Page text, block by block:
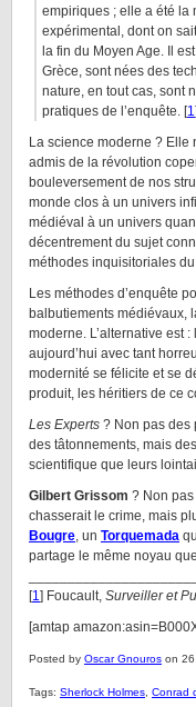
empiriques ; elle a été la
expérimental, dont on
la fin du Moyen Age. Il
Grèce, sont nées des
nature, en tout cas, sont
pratiques de l’enquête. [1]
La science moderne ? Elle
admis de la révolution
bouleversement de nos
monde clos à un univers
médiéval à un univers
décentrement du sujet
méthodes inquisitoriales
Les méthodes d’enquête
balbutiements médiévaux,
moderne. L’alternative est
aujourd’hui avec tant
modernité se félicite et se
produit, les héritiers de ce
Les Experts ? Non pas des
des tâtonnements, mais
scientifique que leurs
Gilbert Grissom ? Non
chasserait le crime, mais
Bougre, un Torquemada
partage le même noyau
[1] Foucault, Surveiller et
[amtap
Posted by Oscar Gnouros on 26
Tags: Sherlock Holmes Conrad